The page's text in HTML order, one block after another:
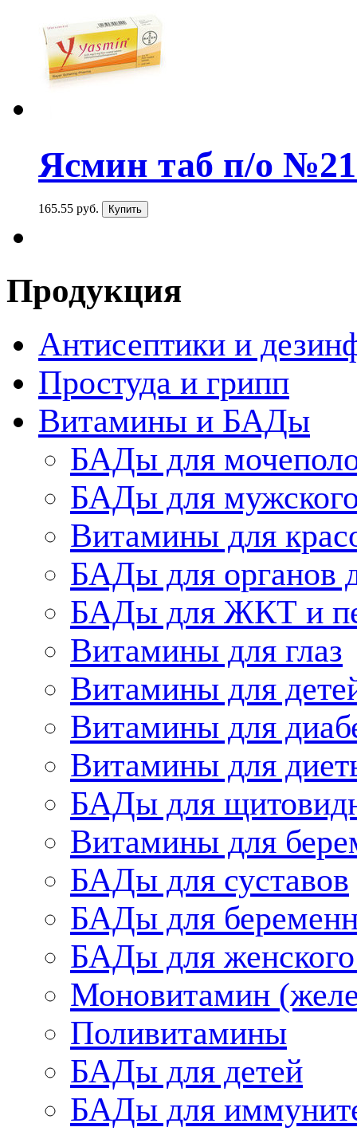
Ясмин таб п/о
165.55 руб.
Продукция
Антисептики и
Простуда и грипп
Витамины и БАДы
БАДы для
БАДы для
Витамины для
БАДы для органов
БАДы для ЖКТ и
Витамины для глаз
Витамины для
Витамины для
Витамины для
БАДы для
Витамины для
БАДы для суставов
БАДы для
БАДы для женского
Моновитамин
Поливитамины
БАДы для детей
БАДы для